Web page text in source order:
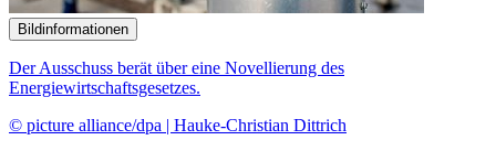
Bildinformationen
Der Ausschuss berät über eine Novellierung des
Energiewirtschaftsgesetzes.
© picture alliance/dpa | Hauke-Christian Dittrich